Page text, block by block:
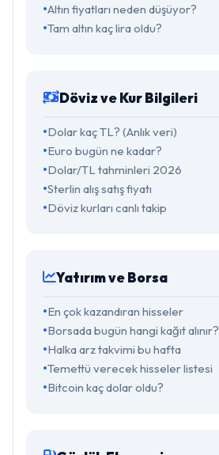
Altın fiyatları neden düşüyor?
Tam altın kaç lira oldu?
Döviz ve Kur Bilgileri
Dolar kaç TL? (Anlık veri)
Euro bugün ne kadar?
Dolar/TL tahminleri 2026
Sterlin alış satış fiyatı
Döviz kurları canlı takip
Yatırım ve Borsa
En çok kazandıran hisseler
Borsada bugün hangi kağıt alınır?
Halka arz takvimi bu hafta
Temettü verecek hisseler listesi
Bitcoin kaç dolar oldu?